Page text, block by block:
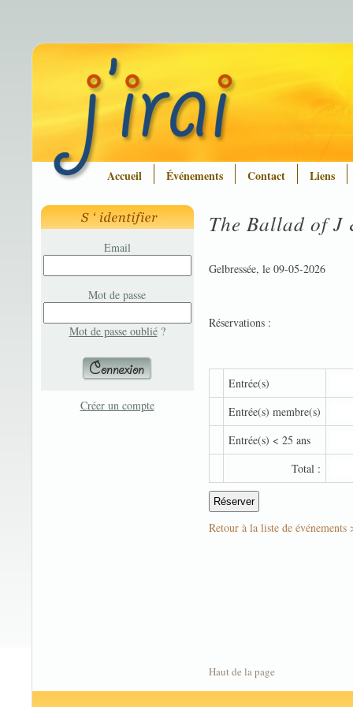
Accueil Événements Contact Liens
The Ballad of J
Gelbressée, le 09-05-2026
Réservations :
Entrée(s)
Entrée(s) membre(s)
Entrée(s) < 25 ans
Total :
Retour à la liste de événements
Haut de la page
Email
Mot de passe
Mot de passe oublié?
Créer un compte